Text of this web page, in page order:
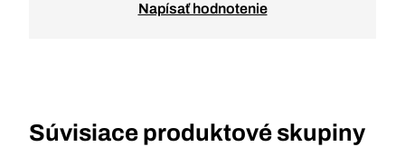
Napísať hodnotenie
Súvisiace produktové skupiny